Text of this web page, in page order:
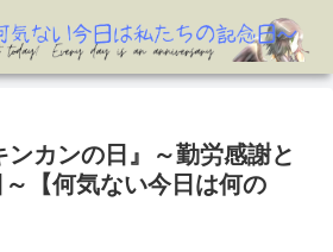
ンカンの日』～勤労感謝と
【何気ない今日は何の